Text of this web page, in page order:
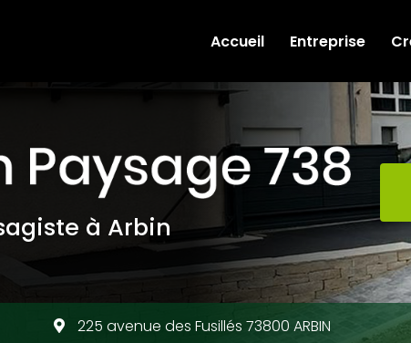
Accueil
Entreprise
à Arbin
225 avenue des Fusillés 73800 ARBIN